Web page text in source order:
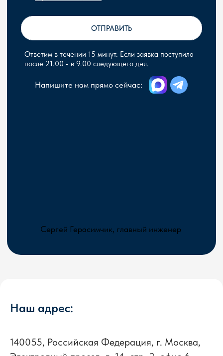
Наш адрес:
140055, Российская Федерация, г. Москва,